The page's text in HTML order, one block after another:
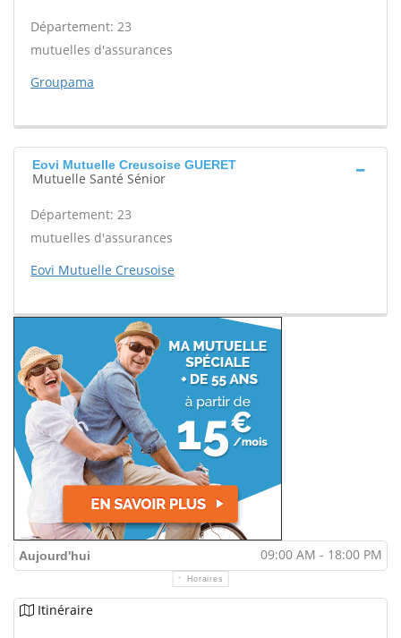
Département: 23
mutuelles d'assurances
Groupama
Eovi Mutuelle Creusoise GUERET
Mutuelle Santé Sénior
Département: 23
mutuelles d'assurances
Eovi Mutuelle Creusoise
Aujourd'hui 09:00 AM - 18:00 PM
Horaires
Itinéraire